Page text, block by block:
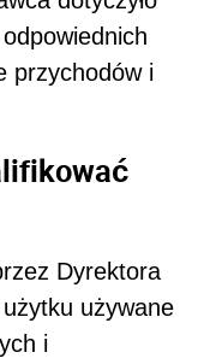
przychodów i
Dyrektora
używane
i